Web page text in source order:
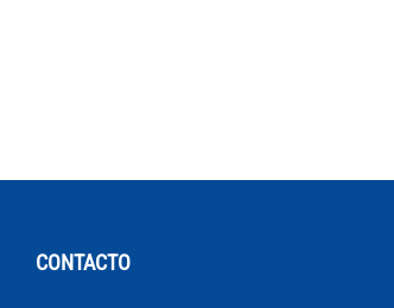
CONTACTO